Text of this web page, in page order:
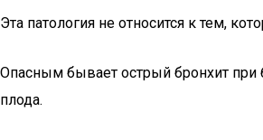
Эта патология не относится к тем,
Опасным бывает острый бронхит при
плода.